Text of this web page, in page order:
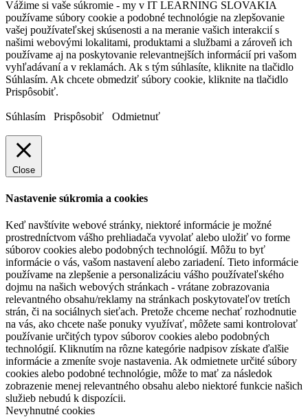
Vážime si vaše súkromie - my v IT LEARNING SLOVAKIA
používame súbory cookie a podobné technológie na zlepšovanie
vašej používateľskej skúsenosti a na meranie vašich interakcií s
našimi webovými lokalitami, produktami a službami a zároveň ich
používame aj na poskytovanie relevantnejších informácií pri vašom
vyhľadávaní a v reklamách. Ak s tým súhlasíte, kliknite na tlačidlo
Súhlasím. Ak chcete obmedziť súbory cookie, kliknite na tlačidlo
Prispôsobiť.
Súhlasím Prispôsobiť Odmietnuť
Close
Nastavenie súkromia a cookies
Keď navštívite webové stránky, niektoré informácie je možné
prostredníctvom vášho prehliadača vyvolať alebo uložiť vo forme
súborov cookies alebo podobných technológií. Môžu to byť
informácie o vás, vašom nastavení alebo zariadení. Tieto informácie
používame na zlepšenie a personalizáciu vášho používateľského
dojmu na našich webových stránkach - vrátane zobrazovania
relevantného obsahu/reklamy na stránkach poskytovateľov tretích
strán, či na sociálnych sieťach. Pretože chceme nechať rozhodnutie
na vás, ako chcete naše ponuky využívať, môžete sami kontrolovať
používanie určitých typov súborov cookies alebo podobných
technológií. Kliknutím na rôzne kategórie nadpisov získate ďalšie
informácie a zmeníte svoje nastavenia. Ak odmietnete určité súbory
cookies alebo podobné technológie, môže to mať za následok
zobrazenie menej relevantného obsahu alebo niektoré funkcie našich
služieb nebudú k dispozícii.
Nevyhnutné cookies